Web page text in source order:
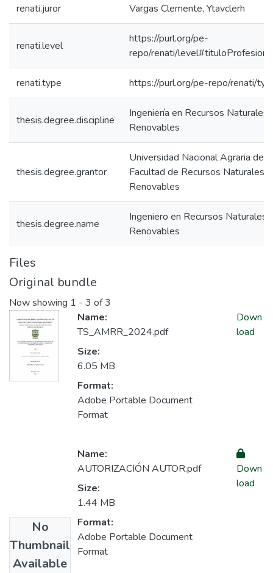
renati.juror Vargas Clemente, Ytavclerh
renati.level
https://purl.org/pe-
repo/renati/
renati.type https://purl.org/pe-repo/renati/
thesis.degree.discipline
Ingeniería en Recursos Naturales
Renovables
thesis.degree.grantor
Universidad Nacional Agraria de
Facultad de Recursos Naturales
Renovables
thesis.degree.name
Ingeniero en Recursos Naturales
Renovables
Files
Original bundle
Now showing 1 - 3 of 3
Name:
TS_AMRR_2024.pdf
Size:
6.05 MB
Format:
Adobe Portable Document
Format
Down
load
No
Thumbnail
Available
Name:
AUTORIZACIÓN AUTOR.pdf
Size:
1.44 MB
Format:
Adobe Portable Document
Format
Down
load